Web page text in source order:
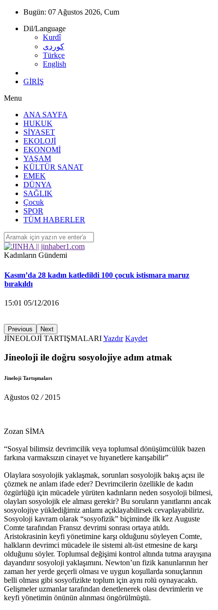
Bugün: 07 Ağustos 2026, Cum
Dil/Language
Kurdî
كوردى
Türkçe
English
GİRİŞ
Menu
ANA SAYFA
HUKUK
SİYASET
EKOLOJİ
EKONOMİ
YAŞAM
KÜLTÜR SANAT
EMEK
DÜNYA
SAĞLIK
Çocuk
SPOR
TÜM HABERLER
Kadınların Gündemi
‘Yüzlerce çocuk devletin ihmalleri sonucu yaşamını yitirdi’
16:26 04/12/2016
Kasım’da 28 kadın katledildi 100 çocuk istismara maruz
bırakıldı
15:01 05/12/2016
KA.DER: Gasp edilen 194 koltuğu istiyoruz!
15:00 05/12/2016
Ayrılmak isteyen kadına saldırarak yaraladı
Müjgan Ekin’in ailesi İHD’ye başvurdu
Mor Dayanışma’dan ‘İhtiyaç sahiplerine ulaşıyoruz’
kampanyası
11:32 05/12/2016
Basına yönelik baskılara karşı ‘Eleştirel Medya Topluluğu’
11:31 05/12/2016
Previous Next
JİNEOLOJİ TARTIŞMALARIYazdır Kaydet
Jineoloji ile doğru sosyolojiye adım atmak
Jineloji Tartışmaları
Ağustos 02 /2015
Zozan SİMA
“Sosyal bilimsiz devrimcilik veya toplumsal dönüşümcülük bazen
farkına varmaksızın cinayet ve hıyanetlere karışabilir”
Olaylara sosyolojik yaklaşmak, sorunları sosyolojik bakış açısı ile
çözmek ne anlam ifade eder? Devrimcilerin özellikle de kadın
özgürlüğü için mücadele yürüten kadınların neden sosyoloji bilmesi,
olayları sosyolojik ele alması gerekir? Bu soruların yanıtlarını ancak
sosyolojiye yüklediğimiz anlamı açıklayabilirsek cevaplayabiliriz.
Sosyoloji kavram olarak “sosyofizik” biçiminde ilk kez Auguste
Comte tarafından Fransız devrimi sonrası ortaya atıldı.
Aristokrasinin keyfi yönetimine karşı olduğunu söyleyen Comte,
halkların devrimci mücadele ile sistemi alt-üst etmesine de karşı
olduğunu söyler. Toplumsal değişimi kontrol altında tutma arayışına
dayandırır sosyoloji yaklaşımını. Newton’un fizik kanunlarının her
zaman her yerde geçerli olması ve uygun koşullarda sonuçlarının
belli olması gibi sosyofizikte toplum için aynı rolü oynayacaktı.
Gelişmeler uzmanlar tarafından denetlenerek olası devrimlerin ve
keyfi yönetimin önünün alınması öngörülmüştü.